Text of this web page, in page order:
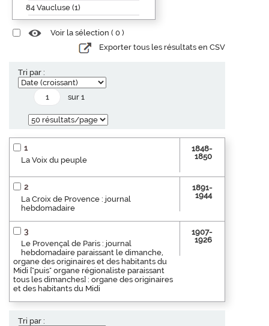
84 Vaucluse (1)
Voir la sélection ( 0 )
Exporter tous les résultats en CSV
Tri par :
sur 1
1
La Voix du peuple
1848-
1850
2
La Croix de Provence : journal
hebdomadaire
1891-
1944
3
Le Provençal de Paris : journal
hebdomadaire paraissant le dimanche,
organe des originaires et des habitants du
Midi ["puis" organe régionaliste paraissant
tous les dimanches] : organe des originaires
et des habitants du Midi
1907-
1926
Tri par :